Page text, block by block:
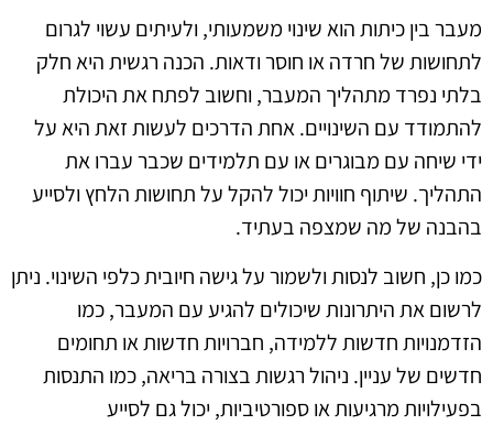
מעבר בין כיתות הוא שינוי משמעותי, ולעיתים עשוי לגרום
לתחושות של חרדה או חוסר ודאות. הכנה רגשית היא חלק
בלתי נפרד מתהליך המעבר, וחשוב לפתח את היכולת
להתמודד עם השינויים. אחת הדרכים לעשות זאת היא על
ידי שיחה עם מבוגרים או עם תלמידים שכבר עברו את
התהליך. שיתוף חוויות יכול להקל על תחושות הלחץ ולסייע
בהבנה של מה שמצפה בעתיד.
כמו כן, חשוב לנסות ולשמור על גישה חיובית כלפי השינוי. ניתן
לרשום את היתרונות שיכולים להגיע עם המעבר, כמו
הזדמנויות חדשות ללמידה, חברויות חדשות או תחומים
חדשים של עניין. ניהול רגשות בצורה בריאה, כמו התנסות
בפעילויות מרגיעות או ספורטיביות, יכול גם לסייע